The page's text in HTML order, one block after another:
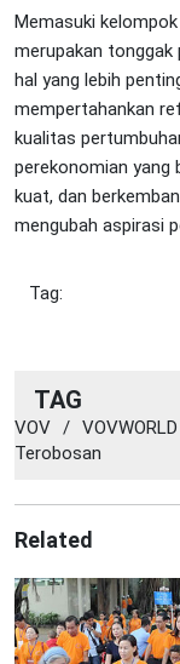
Memasuki
merupakan tonggak
hal yang lebih
mempertahankan
kualitas
perekonomian yang
kuat, dan
mengubah aspirasi
Tag:
TAG
VOV / VOVWORLD
Terobosan
Related